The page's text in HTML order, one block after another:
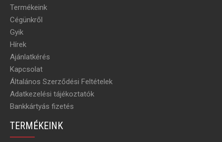
Termékeink
Cégünkről
Gyik
Hírek
Ajánlatkérés
Kapcsolat
Általános Szerződési Feltételek
Adatkezelési tájékoztatók
Bankkártyás fizetés
TERMÉKEINK